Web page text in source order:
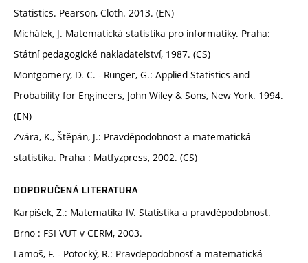
Statistics. Pearson, Cloth. 2013. (EN)
Michálek, J. Matematická statistika pro informatiky. Praha:
Státní pedagogické nakladatelství, 1987. (CS)
Montgomery, D. C. - Runger, G.: Applied Statistics and
Probability for Engineers, John Wiley & Sons, New York. 1994.
(EN)
Zvára, K., Štěpán, J.: Pravděpodobnost a matematická
statistika. Praha : Matfyzpress, 2002. (CS)
DOPORUČENÁ LITERATURA
Karpíšek, Z.: Matematika IV. Statistika a pravděpodobnost.
Brno : FSI VUT v CERM, 2003.
Lamoš, F. - Potocký, R.: Pravdepodobnosť a matematická